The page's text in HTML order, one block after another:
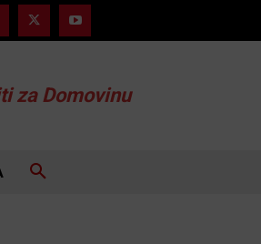
za Domovinu